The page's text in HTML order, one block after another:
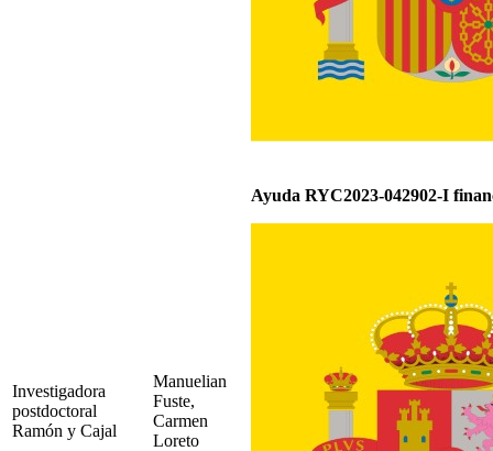
Investigadora
postdoctoral
Ramón y Cajal
Manuelian
Fuste,
Carmen
Loreto
Ayuda RYC2023-042902-I